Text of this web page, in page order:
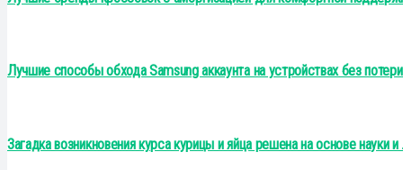
Лучшие способы обхода Samsung аккаунта на устройствах без
Загадка возникновения курса курицы и яйца решена на основе науки и